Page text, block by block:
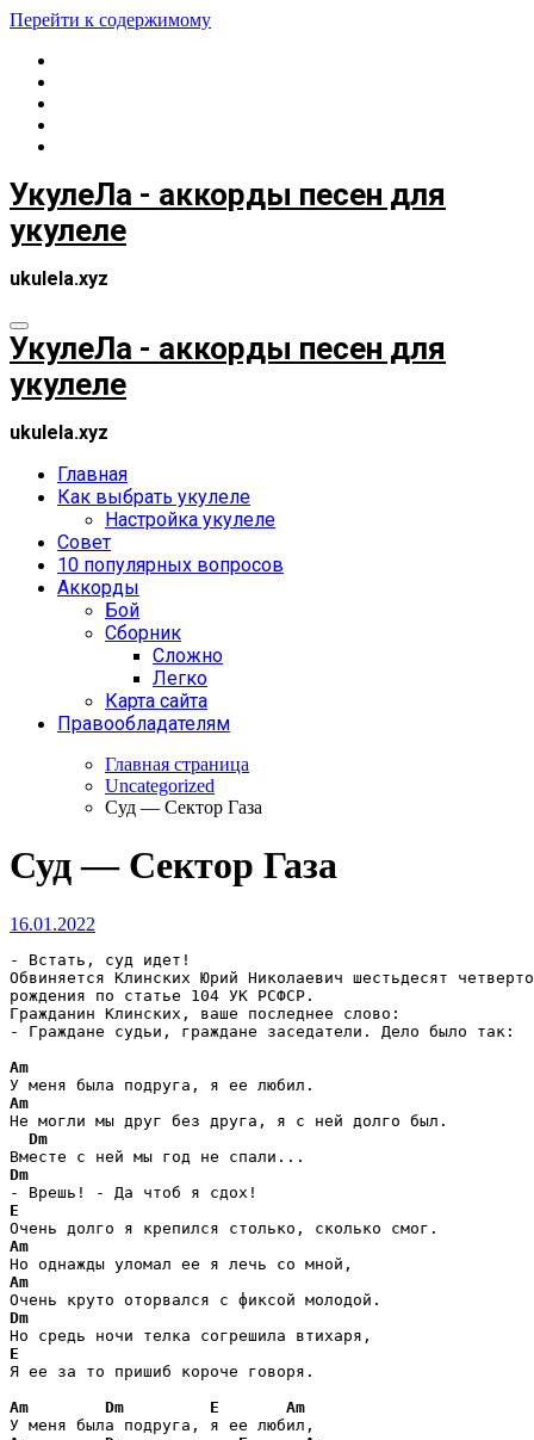
Перейти к содержимому
УкулеЛа - аккорды песен для
укулеле
ukulela.xyz
УкулеЛа - аккорды песен для
укулеле
ukulela.xyz
Главная
Как выбрать укулеле
Настройка укулеле
Совет
10 популярных вопросов
Аккорды
Бой
Сборник
Сложно
Легко
Карта сайта
Правообладателям
Главная страница
Uncategorized
Суд — Сектор Газа
Суд — Сектор Газа
16.01.2022
- Встать, суд идет!
Обвиняется Клинских Юрий Николаевич шестьдесят
рождения по статье 104 УК РСФСР.
Гражданин Клинских, ваше последнее слово:
- Граждане судьи, граждане заседатели. Дело было так:
Am
Am
Не могли мы друг без друга, я с ней долго был.
Dm
Dm
E
Am
Am
Dm
E
Я ее за то пришиб короче говоря.
Am
Dm E
Am